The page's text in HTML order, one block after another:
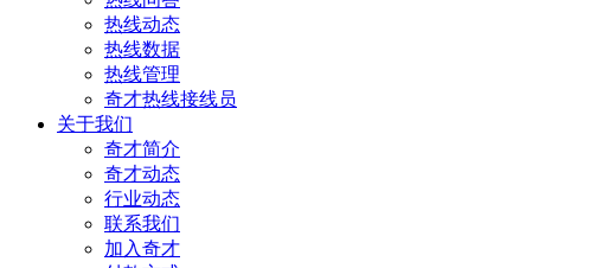
热线动态
热线数据
热线管理
奇才热线接线员
关于我们
奇才简介
奇才动态
行业动态
联系我们
加入奇才